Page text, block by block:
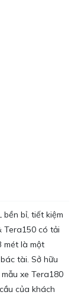
bền bỉ, tiết kiệm
Tera150 có tải
mét là một
tài. Sở hữu
xe Tera180
của khách